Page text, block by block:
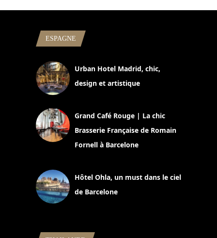
ESPAGNE
Urban Hotel Madrid, chic,
design et artistique
Grand Café Rouge | La chic
Brasserie Française de Romain
Fornell à Barcelone
Hôtel Ohla, un must dans le ciel
de Barcelone